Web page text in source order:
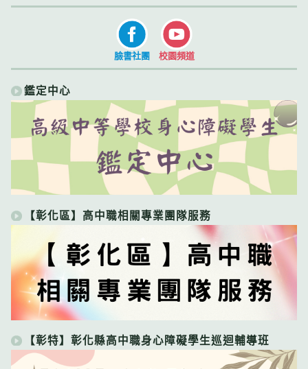
臉書社團 校園頻道
鑑定中心
【彰化區】高中職相關專業團隊服務
【彰特】彰化縣高中職身心障礙學生巡迴輔導班